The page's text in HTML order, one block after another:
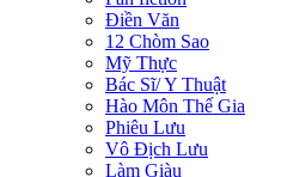
Điền Văn
12 Chòm Sao
Mỹ Thực
Bác Sĩ/ Y Thuật
Hào Môn Thế Gia
Phiêu Lưu
Vô Địch Lưu
Làm Giàu